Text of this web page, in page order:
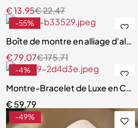
€22,47
€13,95
Chronographe Shoe
-55%
Boîte de montre en alliage
€175,71
€79,07
pour Homme, Chronographe
-4%
Montre-Bracelet de Luxe en
€ 59,79
-49%